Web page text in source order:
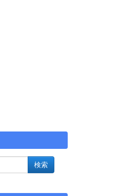
検索